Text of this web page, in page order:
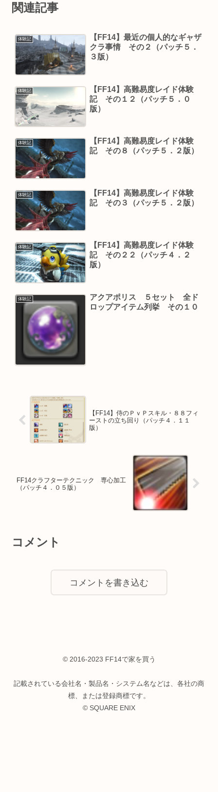
関連記事
体験記
【FF14】最近の個人的なギャザ
クラ事情 その２（パッチ５．
３版）
体験記
【FF14】高難易度レイド体験
記 その１２（パッチ５．０
版）
体験記
【FF14】高難易度レイド体験
記 その８（パッチ５．２版）
体験記
【FF14】高難易度レイド体験
記 その３（パッチ５．２版）
体験記
【FF14】高難易度レイド体験
記 その２２（パッチ４．２
版）
体験記
アクアポリス ５セット 全ド
ロップアイテム列挙 その１０
【FF14】侍のＰｖＰスキル・８８フィ
ーストの立ち回り（パッチ４．１１
版）
FF14クラフターテクニック 専心加工
（パッチ４．０５版）
コメント
コメントを書き込む
© 2016-2023 FF14で家を買う
記載されている会社名・製品名・システム名などは、各社の商
標、または登録商標です。
© SQUARE ENIX